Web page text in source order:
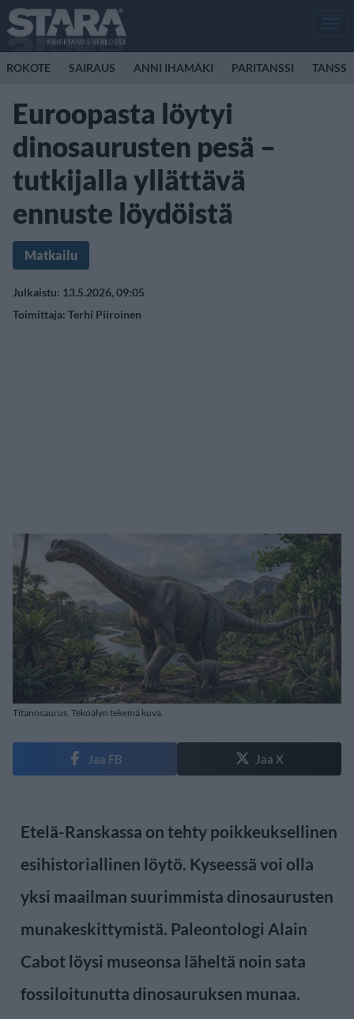
ROKOTE SAIRAUS ANNI IHAMÄKI PARITANSSI TANSSI
Euroopasta löytyi
dinosaurusten pesä –
tutkijalla yllättävä
ennuste löydöistä
Matkailu
Julkaistu: 13.5.2026, 09:05
Toimittaja: Terhi Piiroinen
Titanosaurus. Tekoälyn tekemä kuva.
Jaa FB Jaa X
Etelä-Ranskassa on tehty poikkeuksellinen
esihistoriallinen löytö. Kyseessä voi olla
yksi maailman suurimmista dinosaurusten
munakeskittymistä. Paleontologi Alain
Cabot löysi museonsa läheltä noin sata
fossiloitunutta dinosauruksen munaa.